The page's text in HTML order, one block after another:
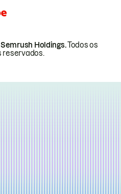
Holdings.Todos os
reservados.